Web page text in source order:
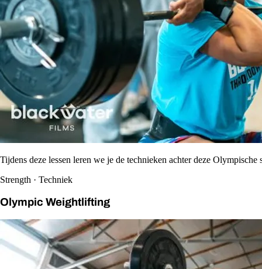
Tijdens deze lessen leren we je de technieken achter deze Olympische
Strength · Techniek
Olympic Weightlifting